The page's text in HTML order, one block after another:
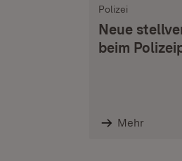
Polizei
Neue
beim
Mehr